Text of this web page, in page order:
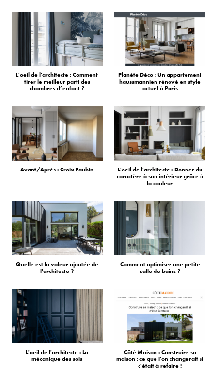
L'oeil de l'architecte : Comment
tirer le meilleur parti des
chambres d’enfant ?
Planète Déco : Un appartement
haussmannien rénové en style
actuel à Paris
Avant/Après : Croix Faubin
L'oeil de l'architecte : Donner du
caractère à son intérieur grâce à
la couleur
Quelle est la valeur ajoutée de
l'architecte ?
Comment optimiser une petite
salle de bains ?
L'oeil de l'architecte : La
mécanique des sols
Côté Maison : Construire sa
maison : ce que l'on changerait si
c'était à refaire !